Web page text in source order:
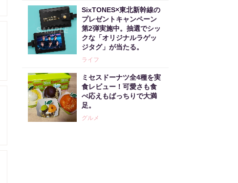
SixTONES×東北新幹線の
プレゼントキャンペーン
第2弾実施中。抽選でシッ
クな「オリジナルラゲッ
ジタグ」が当たる。
ライフ
ミセスドーナツ全4種を実
食レビュー！可愛さも食
べ応えもばっちりで大満
足。
グルメ